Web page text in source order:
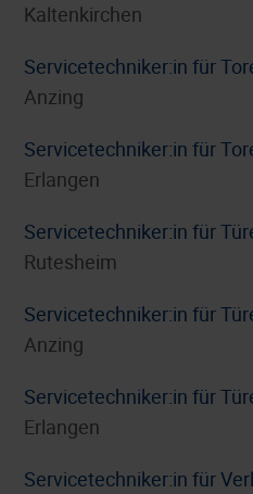
Kaltenkirchen
Servicetechniker:in für
Anzing
Servicetechniker:in für
Erlangen
Servicetechniker:in für
Rutesheim
Servicetechniker:in für
Anzing
Servicetechniker:in für
Erlangen
Servicetechniker:in für